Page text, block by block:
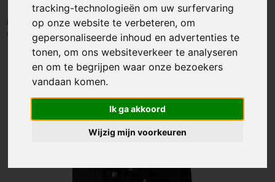
tracking-technologieën om uw surfervaring
op onze website te verbeteren, om
gepersonaliseerde inhoud en advertenties te
tonen, om ons websiteverkeer te analyseren
en om te begrijpen waar onze bezoekers
vandaan komen.
Ik ga akkoord
Wijzig mijn voorkeuren
Home >BEDRADING>Splitters en stekkers>Stopcontact opbouw
waterproof - Met penaarde - Zwart